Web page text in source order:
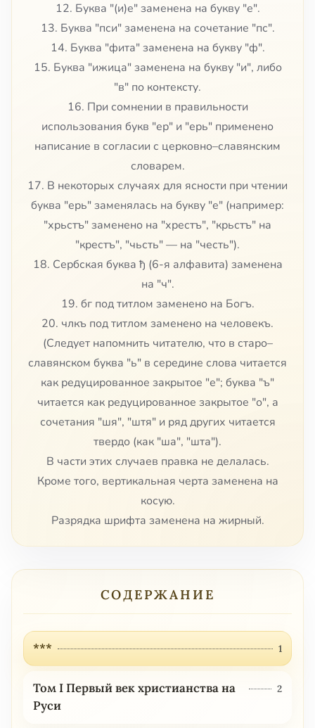
12. Буква "(и)е" заменена на букву "е".
13. Буква "пси" заменена на сочетание "пс".
14. Буква "фита" заменена на букву "ф".
15. Буква "ижица" заменена на букву "и", либо
"в" по контексту.
16. При сомнении в правильности
использования букв "ер" и "ерь" применено
написание в согласии с церковно–славянским
словарем.
17. В некоторых случаях для ясности при чтении
буква "ерь" заменялась на букву "е" (например:
"хрьстъ" заменено на "хрестъ", "крьстъ" на
"крестъ", "чьсть" — на "честь").
18. Сербская буква ђ (6-я алфавита) заменена
на "ч".
19. бг под титлом заменено на Богъ.
20. члкъ под титлом заменено на человекъ.
(Следует напомнить читателю, что в старо–
славянском буква "ь" в середине слова читается
как редуцированное закрытое "е"; буква "ъ"
читается как редуцированное закрытое "о", а
сочетания "шя", "штя" и ряд других читается
твердо (как "ша", "шта").
В части этих случаев правка не делалась.
Кроме того, вертикальная черта заменена на
косую.
Разрядка шрифта заменена на жирный.
СОДЕРЖАНИЕ
*** 1
Том I Первый век христианства на
Руси
2